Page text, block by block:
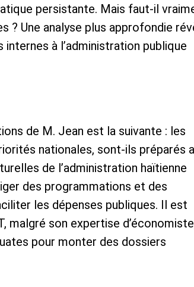
persistante. Mais faut-il
? Une analyse plus approfondie
à l’administration publique
de M. Jean est la suivante : les
nationales, sont-ils préparés
de l’administration haïtienne
des programmations et des
les dépenses publiques. Il est
malgré son expertise
pour monter des dossiers